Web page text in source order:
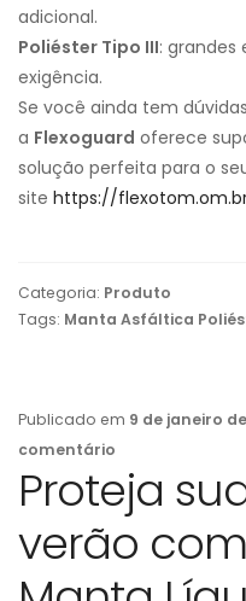
adicional.
Poliéster Tipo III: grandes
exigência.
Se você ainda tem
a Flexoguard oferece
solução perfeita para o
site https://
Categoria: Produto
Tags: Manta Asfáltica
Publicado em 9 de janeiro
comentário
Proteja
verão